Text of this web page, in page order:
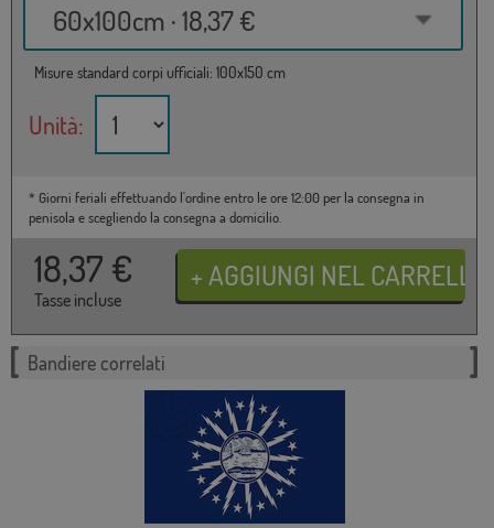
60x100cm · 18,37 €
Misure standard corpi ufficiali: 100x150 cm
Unità:
* Giorni feriali effettuando l'ordine entro le ore 12:00 per la consegna in
penisola e scegliendo la consegna a domicilio.
18,37 €
Tasse incluse
Bandiere correlati